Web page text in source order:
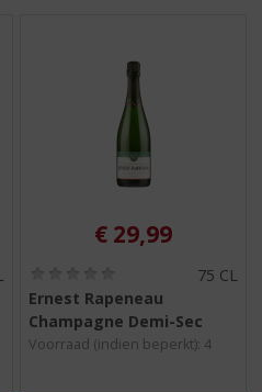
€ 29,99
,
0
/
75 CL
Ernest Rapeneau
Champagne Demi-Sec
Voorraad (indien beperkt): 4